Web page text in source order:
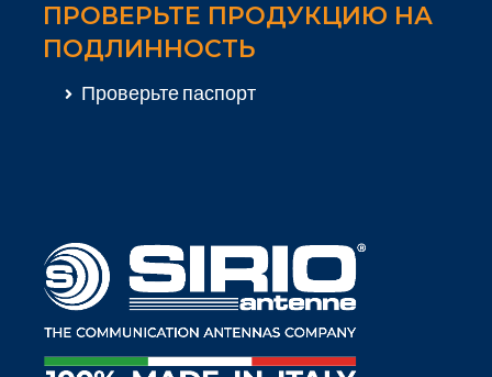
ПРОВЕРЬТЕ ПРОДУКЦИЮ НА
ПОДЛИННОСТЬ
Проверьте паспорт